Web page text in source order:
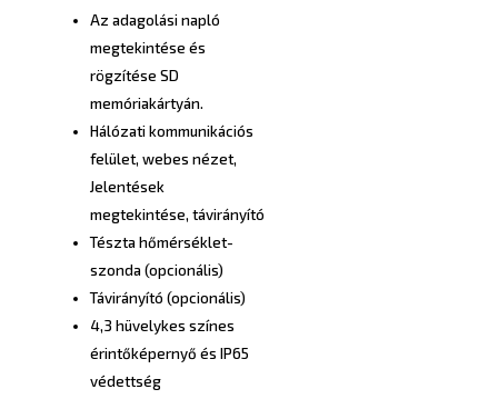
Az adagolási napló
megtekintése és
rögzítése SD
memóriakártyán.
Hálózati kommunikációs
felület, webes nézet,
Jelentések
megtekintése, távirányító
Tészta hőmérséklet-
szonda (opcionális)
Távirányító (opcionális)
4,3 hüvelykes színes
érintőképernyő és IP65
védettség